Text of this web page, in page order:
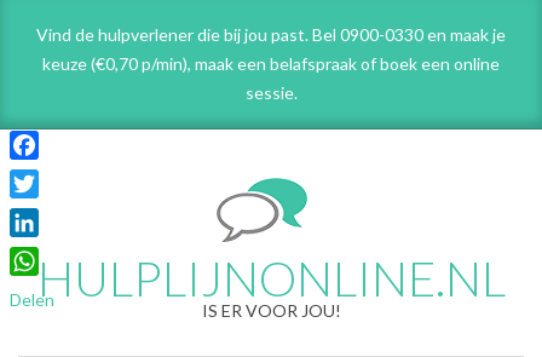
content
Vind de hulpverlener die bij jou past. Bel 0900-0330 en maak je
keuze (€0,70 p/min), maak een belafspraakof boek een online
sessie.
HULPLIJNONLINE.NL
IS ER VOOR JOU!
Facebook
Twitter
LinkedIn
WhatsApp
Delen